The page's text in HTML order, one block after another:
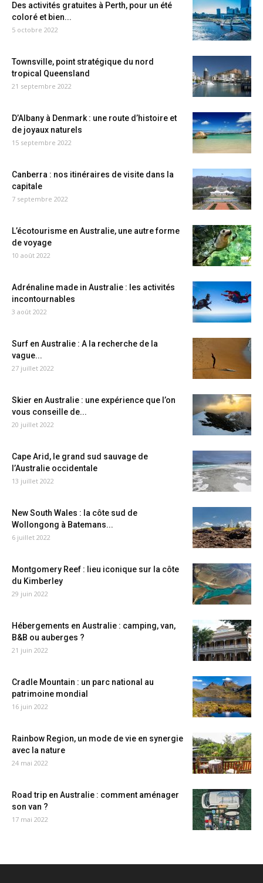
Des activités gratuites à Perth, pour un été
coloré et bien...
5 octobre 2022
Townsville, point stratégique du nord
tropical Queensland
21 septembre 2022
D’Albany à Denmark : une route d’histoire et
de joyaux naturels
15 septembre 2022
Canberra : nos itinéraires de visite dans la
capitale
7 septembre 2022
L’écotourisme en Australie, une autre forme
de voyage
10 août 2022
Adrénaline made in Australie : les activités
incontournables
3 août 2022
Surf en Australie : A la recherche de la
vague...
27 juillet 2022
Skier en Australie : une expérience que l’on
vous conseille de...
20 juillet 2022
Cape Arid, le grand sud sauvage de
l’Australie occidentale
13 juillet 2022
New South Wales : la côte sud de
Wollongong à Batemans...
6 juillet 2022
Montgomery Reef : lieu iconique sur la côte
du Kimberley
29 juin 2022
Hébergements en Australie : camping, van,
B&B ou auberges ?
21 juin 2022
Cradle Mountain : un parc national au
patrimoine mondial
16 juin 2022
Rainbow Region, un mode de vie en synergie
avec la nature
24 mai 2022
Road trip en Australie : comment aménager
son van ?
17 mai 2022